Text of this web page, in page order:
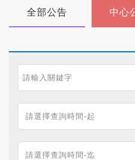
全部公告 中心